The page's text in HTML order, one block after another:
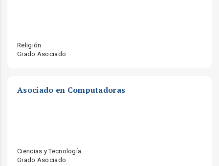
Religión
Grado Asociado
Asociado en Computadoras
Ciencias y Tecnología
Grado Asociado